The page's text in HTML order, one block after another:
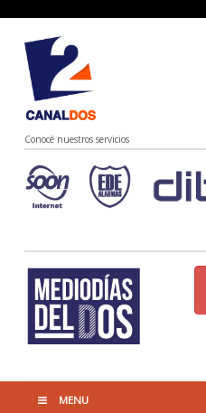
Conocé nuestros servicios
MENU